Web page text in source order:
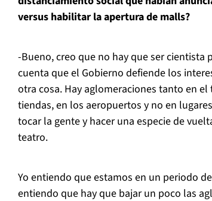
versus habilitar la apertura de malls?
-Bueno, creo que no hay que ser
cuenta que el Gobierno defiende los
otra cosa. Hay aglomeraciones tanto en
tiendas, en los aeropuertos y no en
tocar la gente y hacer una especie de
teatro.
Yo entiendo que estamos en un periodo
entiendo que hay que bajar un poco las